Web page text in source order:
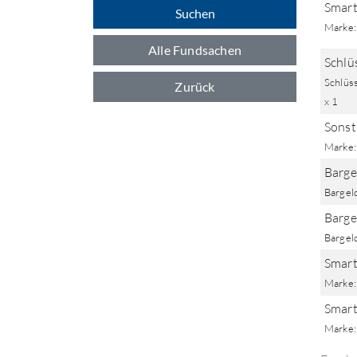
Suchen
Alle Fundsachen
Zurück
x 1